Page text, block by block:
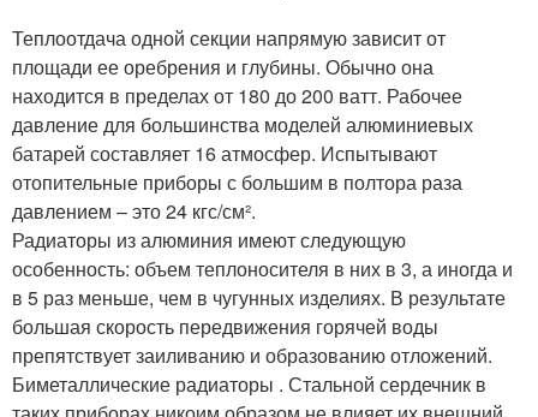
Теплоотдача одной секции напрямую зависит от
площади ее оребрения и глубины. Обычно она
находится в пределах от 180 до 200 ватт. Рабочее
давление для большинства моделей алюминиевых
батарей составляет 16 атмосфер. Испытывают
отопительные приборы с большим в полтора раза
давлением – это 24 кгс/см².
Радиаторы из алюминия имеют следующую
особенность: объем теплоносителя в них в 3, а иногда и
в 5 раз меньше, чем в чугунных изделиях. В результате
большая скорость передвижения горячей воды
препятствует заиливанию и образованию отложений.
Биметаллические радиаторы . Стальной сердечник в